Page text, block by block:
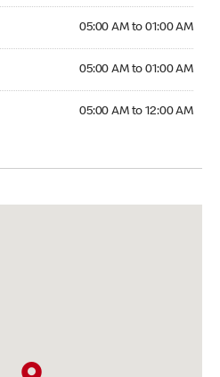
05:00 AM to 01:00 AM
05:00 AM to 01:00 AM
05:00 AM to 12:00 AM